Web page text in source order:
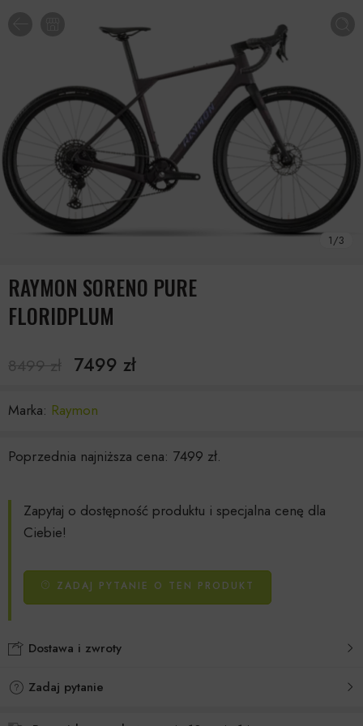
1/3
RAYMON SORENO PURE
FLORIDPLUM
8499zł 7499 zł
Marka: Raymon
Poprzednia najniższa cena: 7499 zł.
Zapytaj o dostępność produktu i specjalna cenę dla
Ciebie!
ZADAJ PYTANIE O TEN PRODUKT
Dostawa i zwroty
Zadaj pytanie